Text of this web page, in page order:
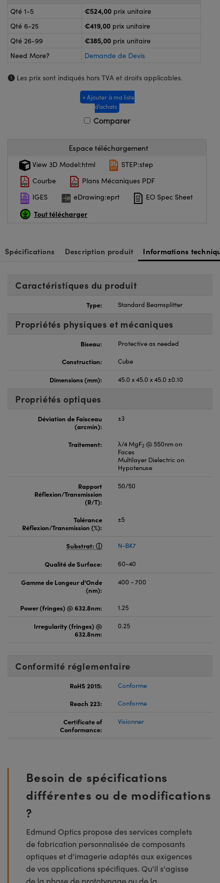
ou Coupleurs
de Poche ou à Mesure Directe
: Caméras
Labs™
Optiques de SCHOTT
Qté 1-5 €524,00 prix unitaire
Qté 6-25
€419,00 prix unitaire
Qté 26-99
€385,00 prix unitaire
Need More?
Demande de Devis
Les prix sont indiqués hors TVA et droits applicables.
+ Ajouter à ma liste
d’achats
Comparer
Espace téléchargement
View 3D Model:html
STEP:step
Courbe
Plans Mécaniques PDF
IGES
eDrawing:eprt EO Spec Sheet
Tout télécharger
Spécifications Description produit Informations
Caractéristiques du produit
Type: Standard Beamsplitter
Propriétés physiques et mécaniques
Biseau:
Protective as needed
Construction:
Cube
Dimensions (mm): 45.0 x 45.0 x 45.0 ±0.10
Propriétés optiques
Déviation de Faisceau
(arcmin):
±3
Traitement: λ/4 MgF2 @ 550nm on
Faces
Multilayer Dielectric on
Hypotenuse
Rapport
Réflexion/Transmission
(R/T):
50/50
Tolérance
Réflexion/Transmission (%):
±5
Substrat: N-BK7
Qualité de Surface: 60-40
Gamme de Longeur d'Onde
(nm):
400 - 700
Power (fringes) @ 632.8nm: 1.25
Irregularity (fringes) @
632.8nm:
0.25
Conformité réglementaire
RoHS 2015:
Conforme
Reach 223:
Conforme
Certificate of
Conformance:
Visionner
Besoin de spécifications
différentes ou de modifications
?
Edmund Optics propose des services complets
de fabrication personnalisée de composants
optiques et d'imagerie adaptés aux exigences
de vos applications spécifiques. Qu'il s'agisse
de la phase de prototypage ou de la